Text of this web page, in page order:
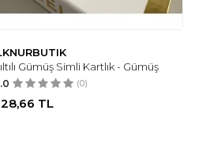
Gümüş Simli Kartlık - Gümüş
(0)
TL